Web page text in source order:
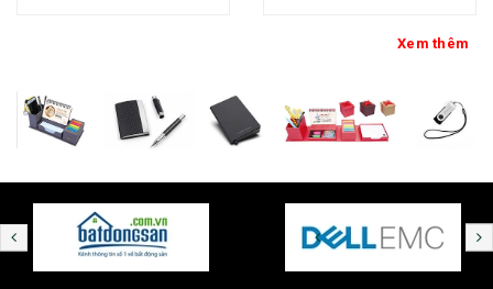
Xem thêm